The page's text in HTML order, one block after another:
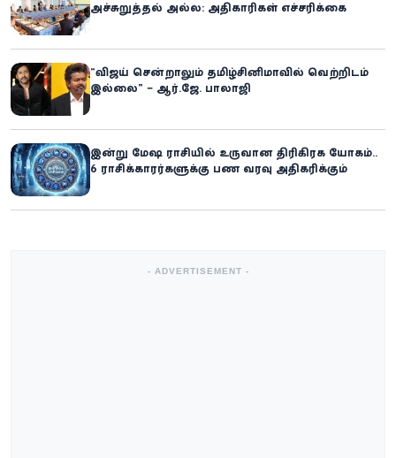
அச்சுறுத்தல் அல்ல: அதிகாரிகள் எச்சரிக்கை
“விஜய் சென்றாலும் தமிழ்சினிமாவில் வெற்றிடம்
இல்லை” – ஆர்.ஜே. பாலாஜி
இன்று மேஷ ராசியில் உருவான திரிகிரக யோகம்..
6 ராசிக்காரர்களுக்கு பண வரவு அதிகரிக்கும்
- ADVERTISEMENT -